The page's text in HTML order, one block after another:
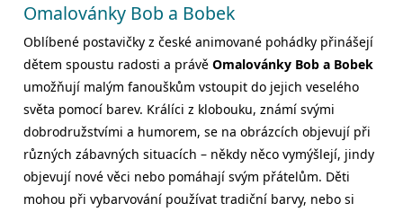
Omalovánky Bob a Bobek
Oblíbené postavičky z české animované pohádky přinášejí
dětem spoustu radosti a právě Omalovánky Bob a Bobek
umožňují malým fanouškům vstoupit do jejich veselého
světa pomocí barev. Králíci z klobouku, známí svými
dobrodružstvími a humorem, se na obrázcích objevují při
různých zábavných situacích – někdy něco vymýšlejí, jindy
objevují nové věci nebo pomáhají svým přátelům. Děti
mohou při vybarvování používat tradiční barvy, nebo si